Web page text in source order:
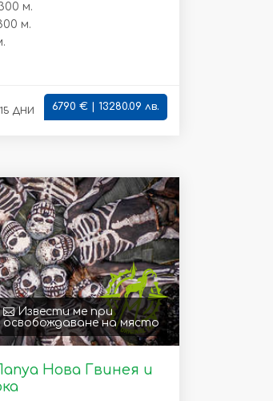
м.
м.
15 дни 6790 € | 13280.09 лв.
Извести ме при
освобождаване на място
Нова Гвинея и